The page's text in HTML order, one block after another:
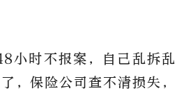
小时不报案，自己乱拆乱
，保险公司查不清损失，